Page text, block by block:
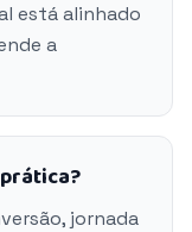
está alinhado
a
jornada